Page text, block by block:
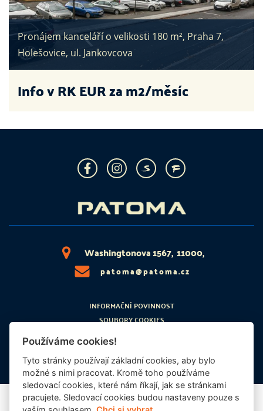
Pronájem kanceláří o velikosti 180 m², Praha 7,
Holešovice, ul. Jankovcova
Info v RKEUR za m2/měsíc
Washingtonova 1567, 11000,
patoma@patoma.cz
INFORMAČNÍ POVINNOST
SOUBORY COOKIES
ETICKÝ KODEX
© 2026 | PATOMA
Používáme cookies!
Tyto stránky používají základní cookies, aby bylo
možné s nimi pracovat. Kromě toho používáme
sledovací cookies, které nám říkají, jak se stránkami
pracujete. Sledovací cookies budou nastaveny pouze s